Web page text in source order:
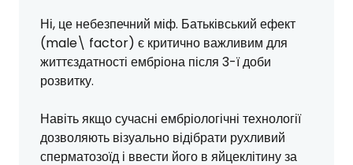
Ні, це небезпечний міф. Батьківський ефект
(male\ factor) є критично важливим для
життєздатності ембріона після 3-ї доби
розвитку.
Навіть якщо сучасні ембріологічні технології
дозволяють візуально відібрати рухливий
сперматозоїд і ввести його в яйцеклітину за